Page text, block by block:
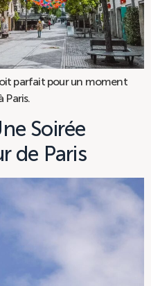
parfait pour un moment
Paris.
Soirée
de Paris